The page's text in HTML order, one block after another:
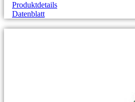
Produktdetails
Datenblatt